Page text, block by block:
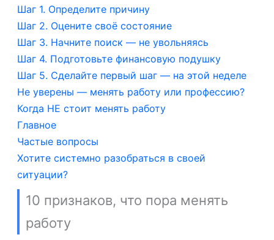
Шаг 1. Определите причину
Шаг 2. Оцените своё состояние
Шаг 3. Начните поиск — не увольняясь
Шаг 4. Подготовьте финансовую подушку
Шаг 5. Сделайте первый шаг — на этой неделе
Не уверены — менять работу или профессию?
Когда НЕ стоит менять работу
Главное
Частые вопросы
Хотите системно разобраться в своей
ситуации?
10 признаков, что пора менять
работу